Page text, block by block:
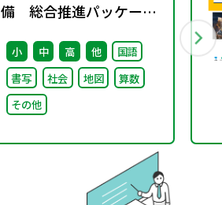
備 総合推進パッケー
ジ」取りまとめ
小 中 高 他
国語
書写
社会 地図
算数
その他